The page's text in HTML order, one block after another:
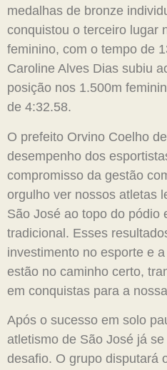
medalhas de bronze
conquistou o terceiro lugar
feminino, com o tempo de
Caroline Alves Dias subiu
posição nos 1.500m
de 4:32.58.
O prefeito Orvino Coelho
desempenho dos
compromisso da gestão
orgulho ver nossos atletas
São José ao topo do pódio
tradicional. Esses
investimento no esporte e
estão no caminho certo,
em conquistas para a
Após o sucesso em solo
atletismo de São José já
desafio. O grupo disputará